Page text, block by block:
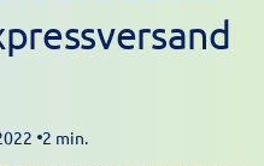
2 min.